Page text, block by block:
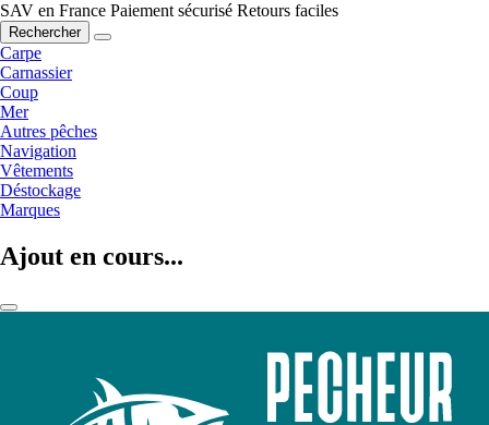
SAV en France Paiement sécurisé Retours faciles
Rechercher
Carpe
Carnassier
Coup
Mer
Autres pêches
Navigation
Vêtements
Déstockage
Marques
Ajout en cours...